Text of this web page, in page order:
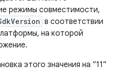
режимы совместимости,
в соответствии
на которой
этого значения на "11"